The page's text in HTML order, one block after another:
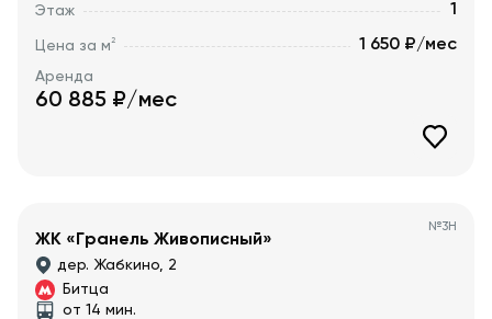
Этаж 1
Цена за м2 1 650 ₽/мес
Аренда
60 885 ₽/мес
№3Н
ЖК «Гранель Живописный»
дер. Жабкино, 2
Битца
от 14 мин.